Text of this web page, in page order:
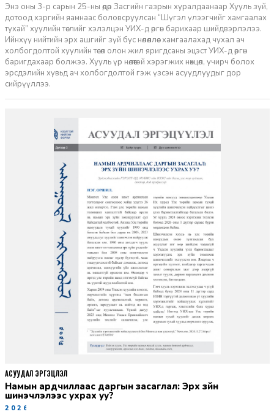
Энэ оны 3-р сарын 25-ны өдөр Засгийн газрын хуралдаанаар Хууль зүй,
дотоод хэргийн яамнаас боловсруулсан “Шүгэл үлээгчийг хамгаалах
тухай” хуулийн төслийг хэлэлцэн УИХ-д өргөн барихаар шийдвэрлэлээ.
Ийнхүү нийтийн эрх ашгийг зүй бус нөлөөллөөс хамгаалахад чухал ач
холбогдолтой хуулийн төсөл олон жил яригдсаны эцэст УИХ-д өргөн
баригдахаар болжээ. Хууль үр нөлөөтэй хэрэгжих нөхцөл, учирч болох
эрсдэлийн хувьд ач холбогдолтой гэж үзсэн асуудлуудыг дор
сийрүүллээ.
Намын ардчиллаас даргын засаглал: Эрх зүйн
шинэчлэлээс ухрах уу?
2026-07-08
АСУУДАЛ ЭРГЭЦҮҮЛЭЛ